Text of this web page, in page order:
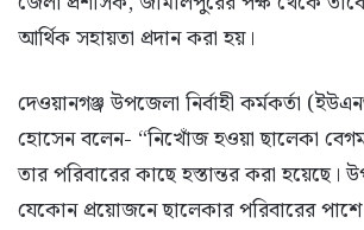
আর্থিক সহায়তা প্রদান করা হয়।
দেওয়ানগঞ্জ উপজেলা নির্বাহী কর্মকর্তা
হোসেন বলেন- “নিখোঁজ হওয়া ছালেকা
তার পরিবারের কাছে হস্তান্তর করা হয়েছে।
যেকোন প্রয়োজনে ছালেকার পরিবারের